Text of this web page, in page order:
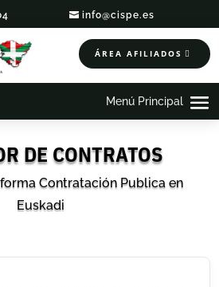
info@cispe.es
ÁREA AFILIADOS
DE CONTRATOS
Contratación Publica en
Euskadi